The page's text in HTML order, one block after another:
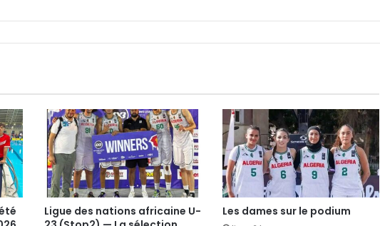
Ligue des nations africaine U-
Les dames sur le podium